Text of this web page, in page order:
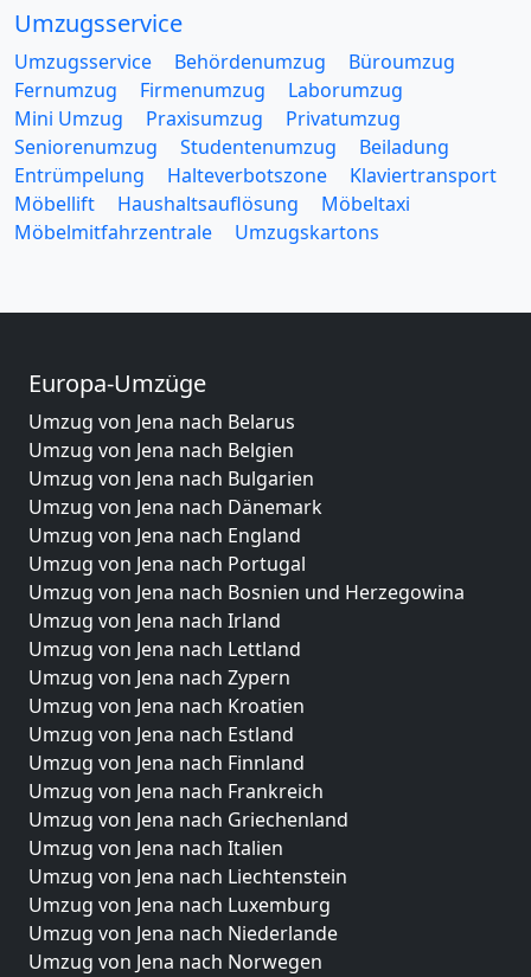
Umzugsservice
Umzugsservice Behördenumzug
Büroumzug
Fernumzug
Firmenumzug
Laborumzug
Mini Umzug
Praxisumzug
Privatumzug
Seniorenumzug
Studentenumzug
Beiladung
Entrümpelung
Halteverbotszone
Klaviertransport
Möbellift
Haushaltsauflösung
Möbeltaxi
Möbelmitfahrzentrale
Umzugskartons
Europa-Umzüge
Umzug von Jena nach Belarus
Umzug von Jena nach Belgien
Umzug von Jena nach Bulgarien
Umzug von Jena nach Dänemark
Umzug von Jena nach England
Umzug von Jena nach Portugal
Umzug von Jena nach Bosnien und Herzegowina
Umzug von Jena nach Irland
Umzug von Jena nach Lettland
Umzug von Jena nach Zypern
Umzug von Jena nach Kroatien
Umzug von Jena nach Estland
Umzug von Jena nach Finnland
Umzug von Jena nach Frankreich
Umzug von Jena nach Griechenland
Umzug von Jena nach Italien
Umzug von Jena nach Liechtenstein
Umzug von Jena nach Luxemburg
Umzug von Jena nach Niederlande
Umzug von Jena nach Norwegen